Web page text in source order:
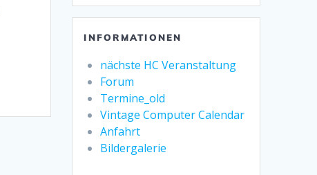
INFORMATIONEN
nächste HC Veranstaltung
Forum
Termine_old
Vintage Computer Calendar
Anfahrt
Bildergalerie